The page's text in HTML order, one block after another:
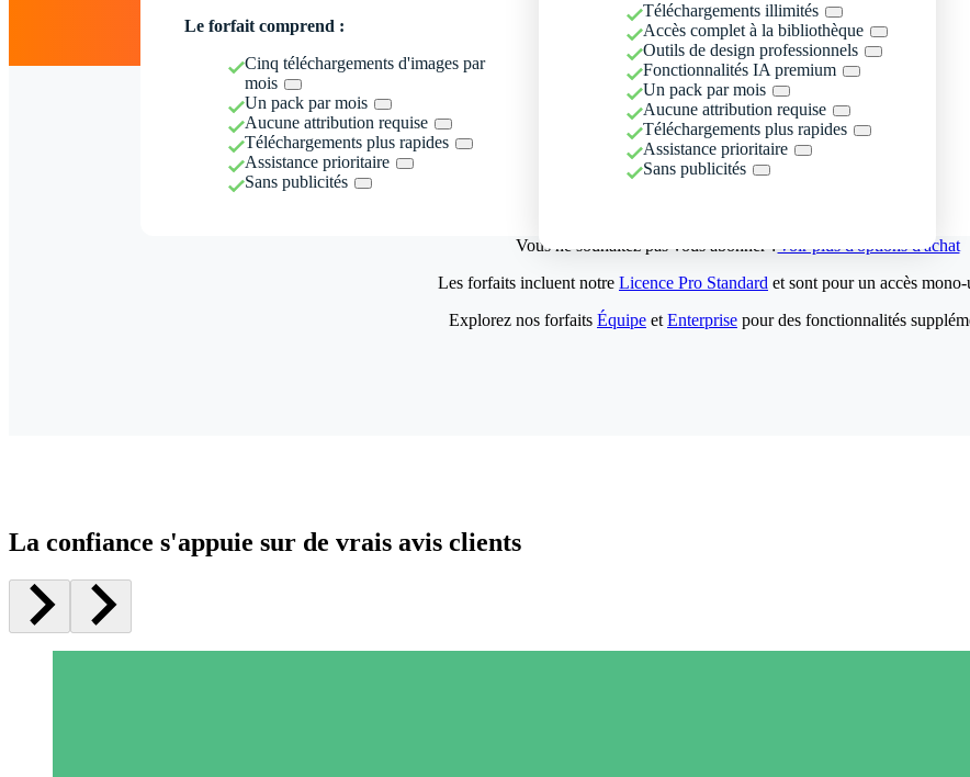
Le forfait comprend :
Cinq téléchargements d'images par
mois
Un pack par mois
Aucune attribution requise
Téléchargements plus rapides
Assistance prioritaire
Sans publicités
Téléchargements illimités
Accès complet à la bibliothèque
Outils de design professionnels
Fonctionnalités IA premium
Un pack par mois
Aucune attribution requise
Téléchargements plus rapides
Assistance prioritaire
Sans publicités
Vous ne souhaitez pas vous abonner ?Voir plus d'options d'achat
Les forfaits incluent notre Licence Pro Standard et sont pour un accès
Explorez nos forfaits Équipe et Enterprise pour des fonctionnalités
La confiance s'appuie sur de vrais avis clients